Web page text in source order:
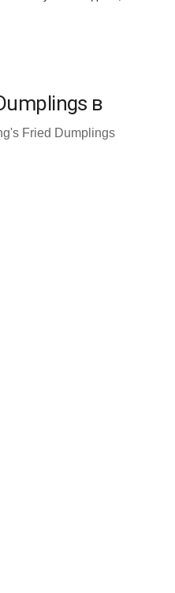
в
Fried Dumplings